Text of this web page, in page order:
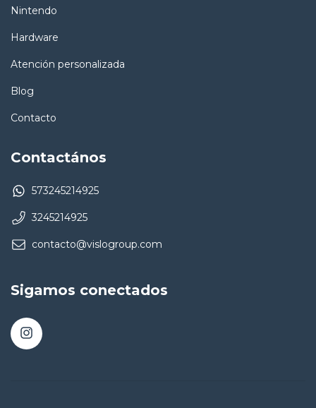
Nintendo
Hardware
Atención personalizada
Blog
Contacto
Contactános
573245214925
3245214925
contacto@vislogroup.com
Sigamos conectados